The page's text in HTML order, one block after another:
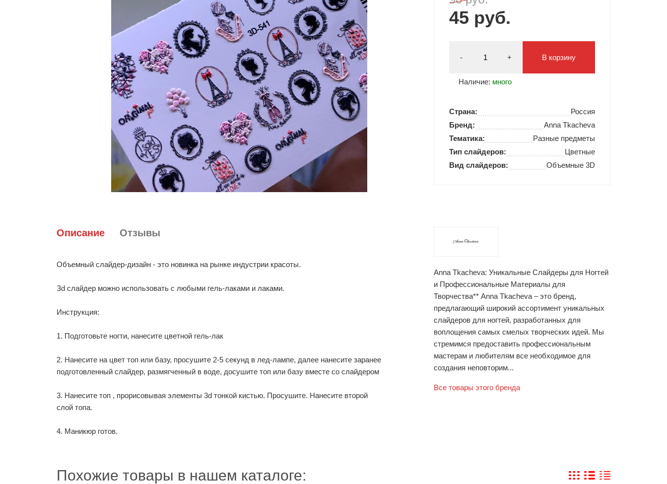
Гель лаки Grattol
Гель лаки Nail Republic
Гель лаки Pinky
Гель лаки TNL
Гель лаки Кошачий глаз
Мармелад
Битое стекло
Дезинфекция
Крафт пакеты
Для инструментов
Для рук
Боксы стерилизаторы
Инструменты
Кусачки
Пушеры
Чехлы для инструмента
Пилки Бафы Оптом
Бафы полировщики
Пилки Бумеранги
Пилки Лодочки
Пилки Прямые
Пилки Ромбы
Пилки Педикюрные
Сменные файлы
Педикюр
Праймеры-Дегидраторы
Типсы и формы
Я Скрытые товары
Гель лаки Y.me Nails
45 руб.
- +
Наличие: много
В корзину
Страна:
Россия
Бренд:
Anna Tkacheva
Тематика:
Разные предметы
Тип слайдеров:
Цветные
Вид слайдеров:
Объемные 3D
Описание Отзывы
Объемный слайдер-дизайн - это новинка на рынке индустрии красоты.
Зd слайдер можно использовать с любыми гель-лаками и лаками.
Инструкция:
1. Подготовьте ногти, нанесите цветной гель-лак
2. Нанесите на цвет топ или базу, просушите 2-5 секунд в лед-лампе, далее нанесите заранее
подготовленный слайдер, размягченный в воде, досушите топ или базу вместе со слайдером
3. Нанесите топ , прорисовывая элементы 3d тонкой кистью. Просушите. Нанесите второй
слой топа.
4. Маникюр готов.
Anna Tkacheva: Уникальные Слайдеры для Ногтей
и Профессиональные Материалы для
Творчества** Anna Tkacheva – это бренд,
предлагающий широкий ассортимент уникальных
слайдеров для ногтей, разработанных для
воплощения самых смелых творческих идей. Мы
стремимся предоставить профессиональным
мастерам и любителям все необходимое для
создания неповторим...
Все товары этого бренда
Похожие товары в нашем каталоге: